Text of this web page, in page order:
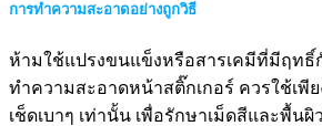
การทำความสะอาดอย่างถูกวิธี
ห้ามใช้แปรงขนแข็งหรือสารเคมีที่มีฤทธิ์
ทำความสะอาดหน้าสติ๊กเกอร์ ควรใช้เพี
เช็ดเบาๆ เท่านั้น เพื่อรักษาเม็ดสีและพื้น